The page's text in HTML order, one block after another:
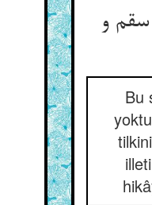
سقم و
Bu